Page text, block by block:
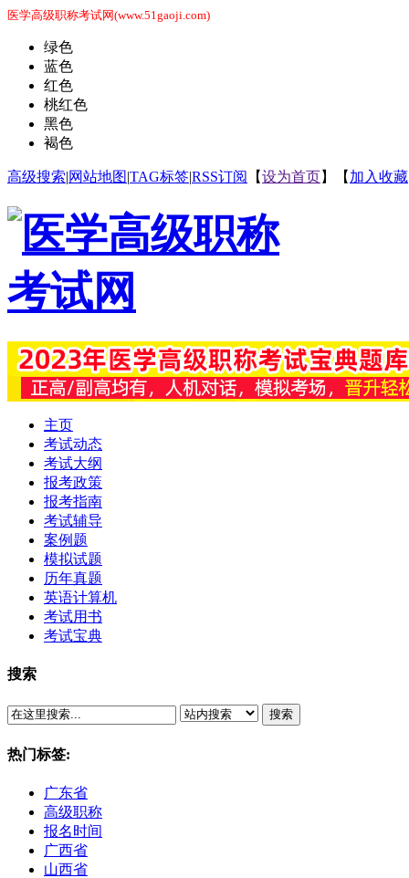
医学高级职称考试网(www.51gaoji.com)
绿色
蓝色
红色
桃红色
黑色
褐色
高级搜索|网站地图|TAG标签|RSS订阅 【设为首页】【 加入收藏
主页
考试动态
考试大纲
报考政策
报考指南
考试辅导
案例题
模拟试题
历年真题
英语计算机
考试用书
考试宝典
搜索
搜索
热门标签:
广东省
高级职称
报名时间
广西省
山西省